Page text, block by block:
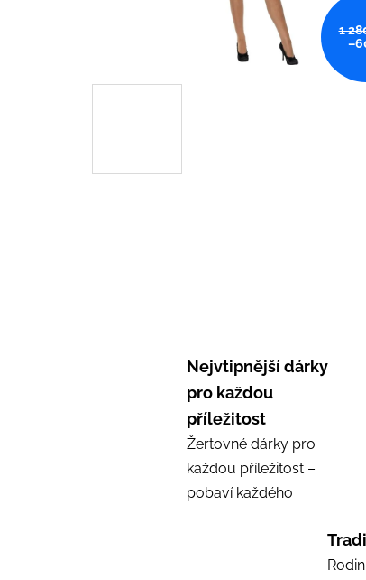
1
Nejvtipnější dárky
pro každou
příležitost
Žertovné dárky pro
každou příležitost –
pobaví každého